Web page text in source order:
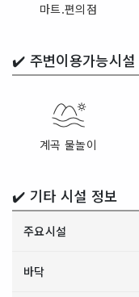
마트.편의점
✔️ 주변이용가능시설
계곡 물놀이
✔️ 기타 시설 정보
주요시설
바닥